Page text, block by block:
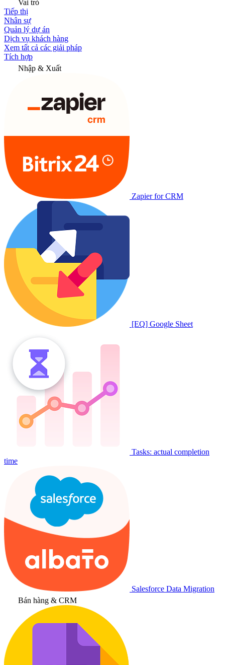
Vai trò
Tiếp thị
Nhân sự
Quản lý dự án
Dịch vụ khách hàng
Xem tất cả các giải pháp
Tích hợp
Nhập & Xuất
Zapier for CRM
[EQ] Google Sheet
Tasks: actual completion
time
Salesforce Data Migration
Bán hàng & CRM